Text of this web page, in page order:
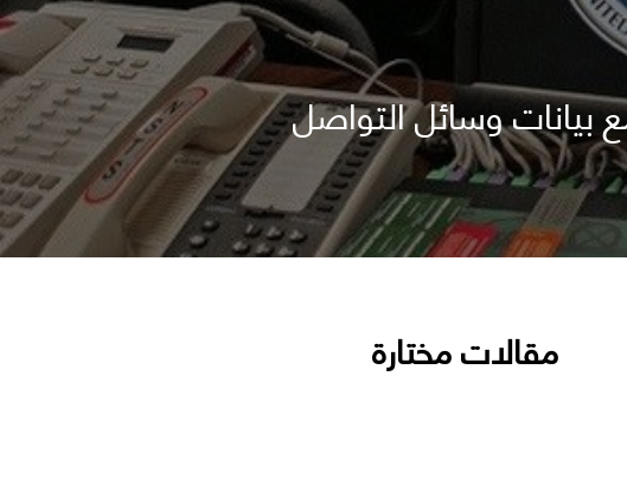
بيانات وسائل التواصل
مقالات مختارة